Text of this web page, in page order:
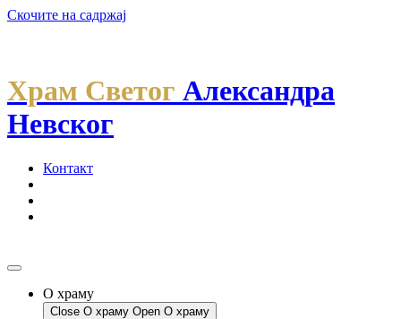
Скочите на садржај
Храм Светог Александра
Невског
Контакт
О храму
Close О храму Open О храму